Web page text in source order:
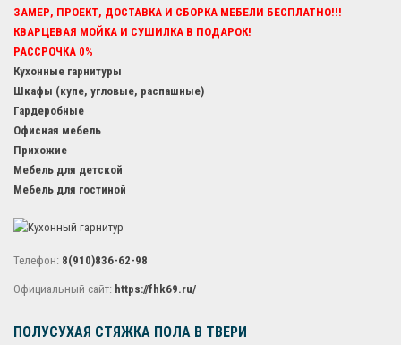
ЗАМЕР, ПРОЕКТ, ДОСТАВКА И СБОРКА МЕБЕЛИ БЕСПЛАТНО!!!
КВАРЦЕВАЯ МОЙКА И СУШИЛКА В ПОДАРОК!
РАССРОЧКА 0%
Кухонные гарнитуры
Шкафы (купе, угловые, распашные)
Гардеробные
Офисная мебель
Прихожие
Мебель для детской
Мебель для гостиной
Телефон: 8(910)836-62-98
Официальный сайт: https://fhk69.ru/
ПОЛУСУХАЯ СТЯЖКА ПОЛА В ТВЕРИ